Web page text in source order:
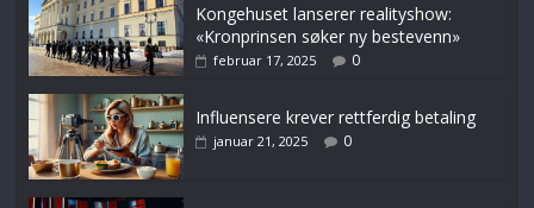
Kongehuset lanserer realityshow:
«Kronprinsen søker ny bestevenn»
februar 17, 2025 0
Influensere krever rettferdig betaling
januar 21, 2025 0